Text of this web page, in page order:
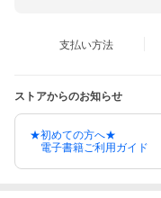
支払い方法
ストアからのお知らせ
★初めての方へ★
電子書籍ご利用ガイド